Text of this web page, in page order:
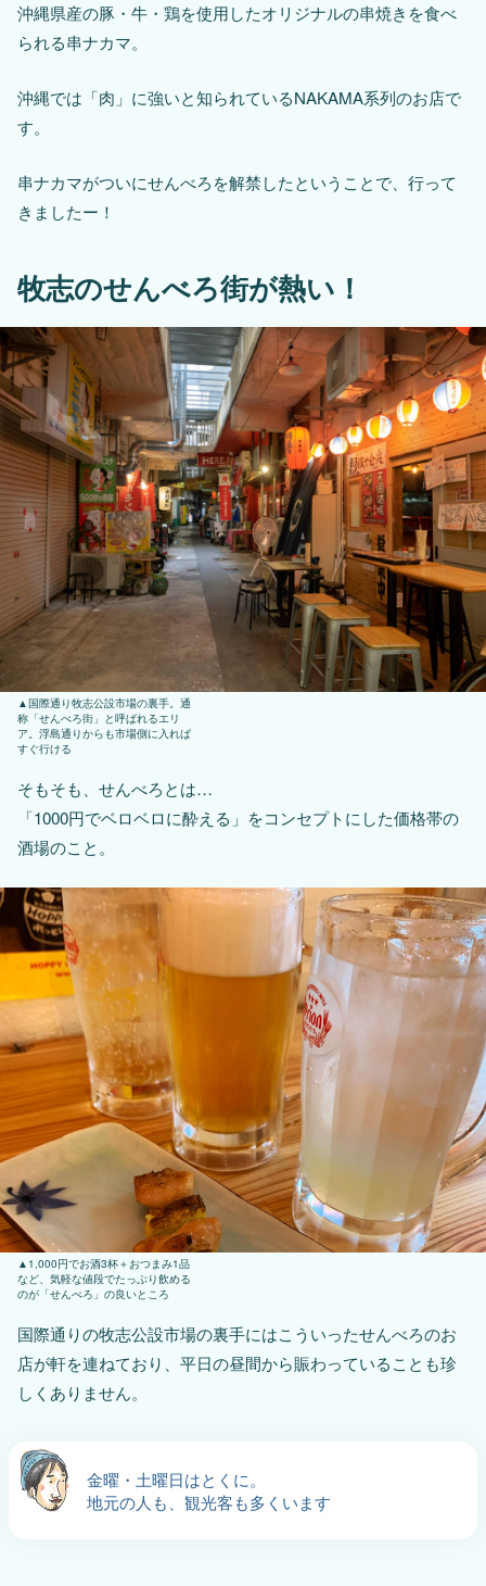
沖縄県産の豚・牛・鶏を使用したオリジナルの串焼きを食べ
られる串ナカマ。
沖縄では「肉」に強いと知られているNAKAMA系列のお店で
す。
串ナカマがついにせんべろを解禁したということで、行って
きましたー！
牧志のせんべろ街が熱い！
国際通り牧志公設市場の裏手。通
称「せんべろ街」と呼ばれるエリ
ア。浮島通りからも市場側に入れば
すぐ行ける
そもそも、せんべろとは…
「1000円でベロベロに酔える」をコンセプトにした価格帯の
酒場のこと。
1,000円でお酒3杯＋おつまみ1品
など、気軽な値段でたっぷり飲める
のが「せんべろ」の良いところ
国際通りの牧志公設市場の裏手にはこういったせんべろのお
店が軒を連ねており、平日の昼間から賑わっていることも珍
しくありません。
金曜・土曜日はとくに。
地元の人も、観光客も多くいます